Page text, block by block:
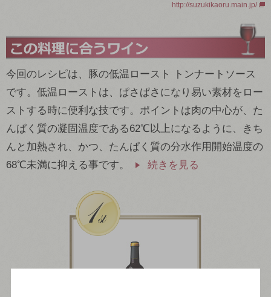
http://suzukikaoru.main.jp/
今回のレシピは、豚の低温ロースト トンナートソース
です。低温ローストは、ぱさぱさになり易い素材をロー
ストする時に便利な技です。ポイントは肉の中心が、た
んぱく質の凝固温度である62℃以上になるように、きち
んと加熱され、かつ、たんぱく質の分水作用開始温度の
68℃未満に抑える事です。
続きを見る